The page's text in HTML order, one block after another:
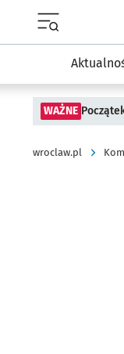
WAŻNE
wroclaw.pl